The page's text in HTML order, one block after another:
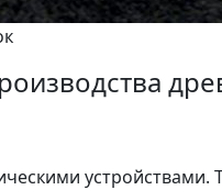
устройствами.